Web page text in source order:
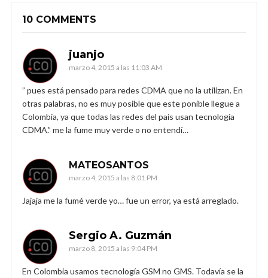
10 COMMENTS
juanjo
marzo 4, 2015 a las 11:03 AM
” pues está pensado para redes CDMA que no la utilizan. En
otras palabras, no es muy posible que este ponible llegue a
Colombia, ya que todas las redes del país usan tecnología
CDMA.” me la fume muy verde o no entendí…
MATEOSANTOS
marzo 4, 2015 a las 8:01 PM
Jajaja me la fumé verde yo… fue un error, ya está arreglado.
Sergio A. Guzmán
marzo 8, 2015 a las 9:04 PM
En Colombia usamos tecnología GSM no GMS. Todavía se la